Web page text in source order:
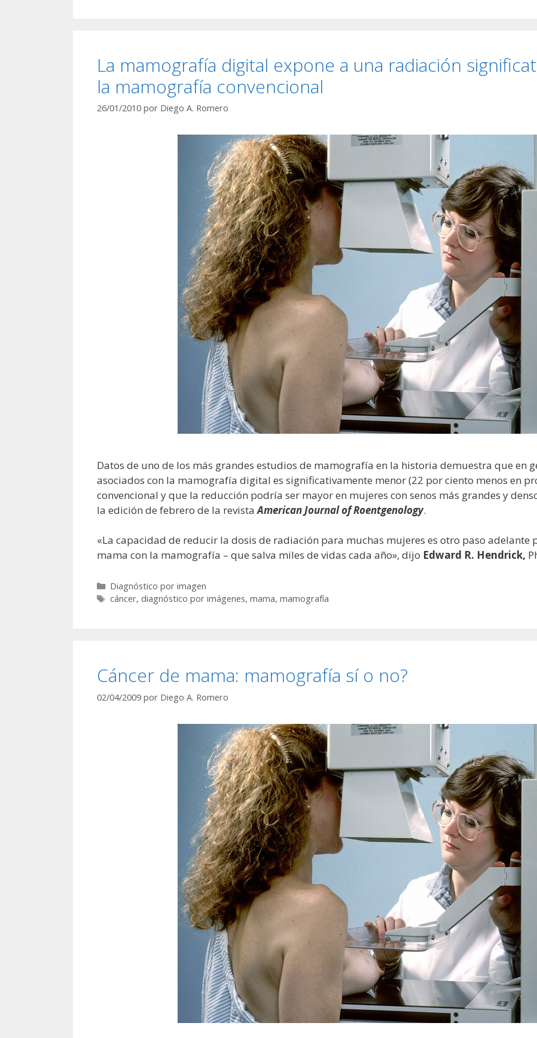
La mamografía digital expone a una radiación
la mamografía convencional
26/01/2010 por Diego A. Romero
Datos de uno de los más grandes estudios de mamografía en la historia demuestra que en
asociados con la mamografía digital es significativamente menor (22 por ciento menos en
convencional y que la reducción podría ser mayor en mujeres con senos más grandes y
la edición de febrero de la revistaAmerican Journal of Roentgenology.
«La capacidad de reducir la dosis de radiación para muchas mujeres es otro paso adelante
mama con la mamografía – que salva miles de vidas cada año», dijo Edward R. Hendrick,
Categorías
Diagnóstico por imagen
Etiquetas
cáncer, diagnóstico por imágenes, mama, mamografía
Cáncer de mama: mamografía sí o no?
02/04/2009 por Diego A. Romero